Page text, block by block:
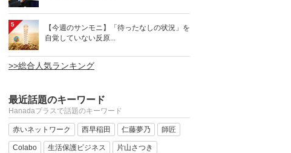
5
【今週のサンモニ】「待ったなしの状況」を
自覚していない反原...
>>総合人気ランキング
最近話題のキーワード
Hanadaプラスで話題のキーワード
赤いネットワーク 西早稲田 仁藤夢乃 師匠
Colabo 生活保護ビジネス 片山さつき